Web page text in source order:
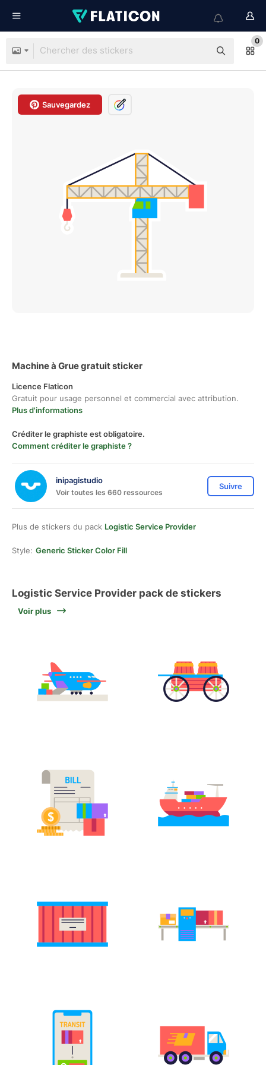
0
Sauvegardez
Machine à Grue gratuit sticker
Licence Flaticon
Gratuit pour usage personnel et commercial avec attribution.
Plus d'informations
Créditer le graphiste est obligatoire.
Comment créditer le graphiste ?
inipagistudio
Voir toutes les 660 ressources
Suivre
Plus de stickers du pack Logistic Service Provider
Style: Generic Sticker Color Fill
Logistic Service Provider pack de stickers
Voir plus